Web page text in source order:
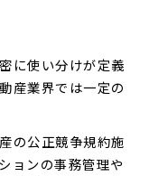
に使い分けが定義
産業界では一定の
の公正競争規約施
ョンの事務管理や